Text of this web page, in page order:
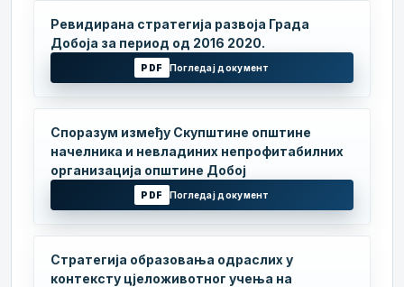
Ревидирана стратегија развоја Града
Добоја за период од 2016 2020.
PDF Погледај документ
Споразум између Скупштине општине
начелника и невладиних непрофитабилних
организација општине Добој
PDF Погледај документ
Стратегија образовања одраслих у
контексту цјеложивотног учења на